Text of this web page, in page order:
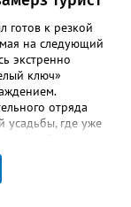
готов к резкой
на следующий
экстренно
ключ»
отряда
усадьбы, где уже
это был
выходные,
дежурства